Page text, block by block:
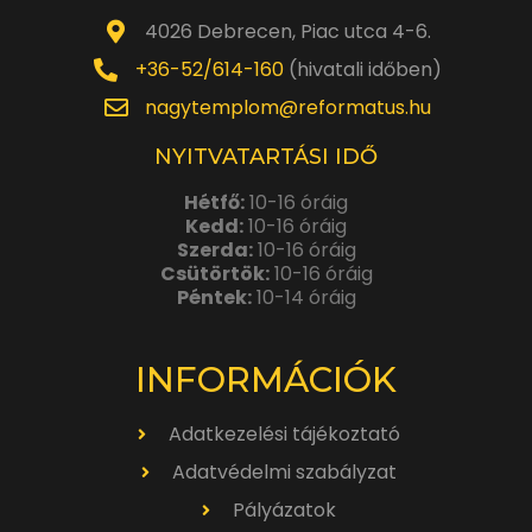
4026 Debrecen, Piac utca 4-6.
+36-52/614-160(hivatali időben)
nagytemplom@reformatus.hu
NYITVATARTÁSI IDŐ
Hétfő:10-16 óráig
Kedd:10-16 óráig
Szerda:10-16 óráig
Csütörtök:10-16 óráig
Péntek:10-14 óráig
INFORMÁCIÓK
Adatkezelési tájékoztató
Adatvédelmi szabályzat
Pályázatok